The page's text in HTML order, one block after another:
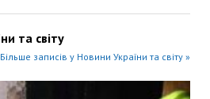
та світу
Більше записів у Новини України та світу »